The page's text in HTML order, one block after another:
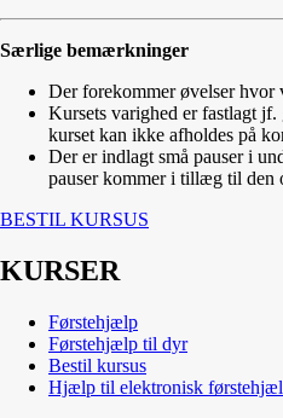
Særlige bemærkninger
Der forekommer øvelser hvor
Kursets varighed er fastlagt
kurset kan ikke afholdes på
Der er indlagt små pauser i
pauser kommer i tillæg til den
BESTIL KURSUS
KURSER
Førstehjælp
Førstehjælp til dyr
Bestil kursus
Hjælp til elektronisk